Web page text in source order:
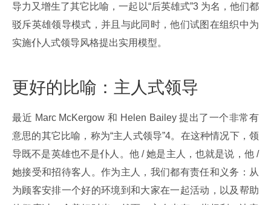
导力又增生了其它比喻，一起以“后英雄式”3 为名，他们都
驳斥英雄领导模式，并且与此同时，他们试图在组织中为
实施仆人式领导风格提出实用模型。
更好的比喻：主人式领导
最近 Marc McKergow 和 Helen Bailey 提出了一个非常有
意思的其它比喻，称为“主人式领导”4。在这种情况下，领
导既不是英雄也不是仆人。他 / 她是主人，也就是说，他 /
她接受和招待客人。作为主人，我们都有责任和义务：从
为顾客安排一个好的环境到和大家在一起活动，以及帮助